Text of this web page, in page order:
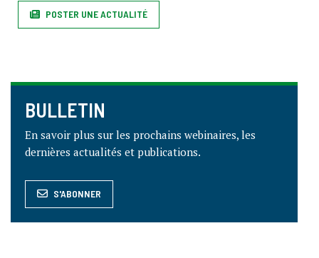
POSTER UNE ACTUALITÉ
BULLETIN
En savoir plus sur les prochains webinaires, les
dernières actualités et publications.
S'ABONNER